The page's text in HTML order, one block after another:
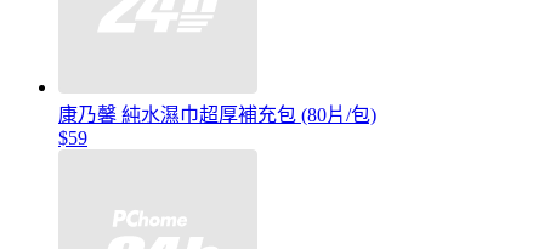
康乃馨 純水濕巾超厚補充包 (80片/包)
$59